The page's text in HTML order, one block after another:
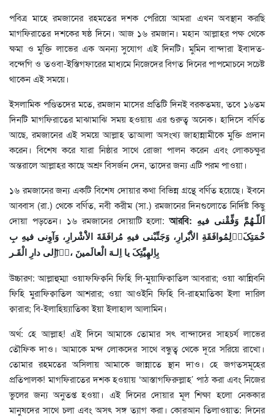
পবিত্র মাহে রমজানের রহমতের দশক পেরিয়ে আমরা এখন অবস্থান করছি
মাগফিরাতের দশকের ষষ্ঠ দিনে। আজ ১৬ রমজান। মহান আল্লাহর পক্ষ থেকে
ক্ষমা ও মুক্তি লাভের এক অনন্য সুযোগ এই দিনটি। মুমিন বান্দারা ইবাদত-
বন্দেগি ও তওবা-ইস্তিগফারের মাধ্যমে নিজেদের বিগত দিনের পাপমোচনে সচেষ্ট
থাকেন এই সময়ে।
ইসলামিক পণ্ডিতদের মতে, রমজান মাসের প্রতিটি দিনই বরকতময়, তবে ১৬তম
দিনটি মাগফিরাতের মাঝামাঝি সময় হওয়ায় এর গুরুত্ব অনেক। হাদিসে বর্ণিত
আছে, রমজানের এই সময়ে আল্লাহ তাআলা অসংখ্য জাহান্নামীকে মুক্তি প্রদান
করেন। বিশেষ করে যারা নিষ্ঠার সাথে রোজা পালন করেন এবং লোকচক্ষুর
অন্তরালে আল্লাহর কাছে অশ্রু বিসর্জন দেন, তাদের জন্য এটি পরম পাওয়া।
১৬ রমজানের জন্য একটি বিশেষ দোয়ার কথা বিভিন্ন গ্রন্থে বর্ণিত হয়েছে। ইবনে
আব্বাস (রা.) থেকে বর্ণিত, নবী করীম (সা.) রমজানের দিনগুলোতে নির্দিষ্ট কিছু
দোয়া পড়তেন। ১৬ রমজানের দোয়াটি হলো: আরবি: اَللّـهُمَّ وَفِّقْنی فیهِ
لِمُوافَقَةِ الاَْبْرارِ، وَجَنِّبْنی فیهِ مُرافَقَةَ الاَْشْرارِ، وَآوِنی فیهِ بِরَحْمَتِکَ
اِلى دارِ الْقَـرারِ، بِاِلهِیَّتِکَ یا اِلـهَ الْعالَمینَ
উচ্চারণ: আল্লাহুম্মা ওয়াফফিক্বনি ফিহি লি-মুয়াফিক্বাতিল আবরার; ওয়া ঝান্নিবনি
ফিহি মুরাফিক্বাতিল আশরার; ওয়া আওইনি ফিহি বি-রাহমাতিকা ইলা দারিল
ক্বারার; বি-ইলাহিয়্যাতিকা ইয়া ইলাহাল আলামিন।
অর্থ: হে আল্লাহ! এই দিনে আমাকে তোমার সৎ বান্দাদের সাহচর্য লাভের
তৌফিক দাও। আমাকে মন্দ লোকদের সাথে বন্ধুত্ব থেকে দূরে সরিয়ে রাখো।
তোমার রহমতের অসিলায় আমাকে জান্নাতে স্থান দাও। হে জগতসমূহের
প্রতিপালক! মাগফিরাতের দশক হওয়ায় ‘আস্তাগফিরুল্লাহ’ পাঠ করা এবং নিজের
ভুলের জন্য অনুতপ্ত হওয়া। এই দিনের দোয়ার মূল শিক্ষা হলো নেককার
মানুষদের সাথে চলা এবং অসৎ সঙ্গ ত্যাগ করা। কোরআন তিলাওয়াত: দিনের